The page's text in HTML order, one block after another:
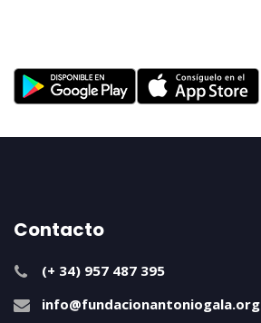
Contacto
(+ 34) 957 487 395
info@fundacionantoniogala.org